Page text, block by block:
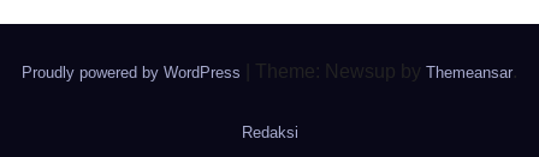
Proudly powered by WordPress Theme: Newsup by Themeansar.
Redaksi